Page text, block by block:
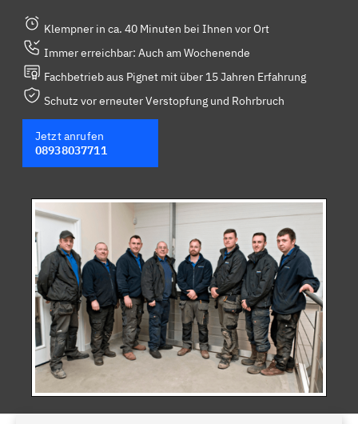
Klempner in ca. 40 Minuten bei Ihnen vor Ort
Immer erreichbar: Auch am Wochenende
Fachbetrieb aus Pignet mit über 15 Jahren Erfahrung
Schutz vor erneuter Verstopfung und Rohrbruch
Jetzt anrufen
08938037711